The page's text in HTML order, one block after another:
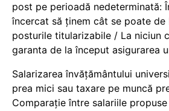
post pe perioadă nedeterminată:
încercat să ținem cât se poate
posturile titularizabile / La niciun
garanta de la început asigurarea
Salarizarea învățământului
prea mici sau taxare pe muncă
Comparație între salariile